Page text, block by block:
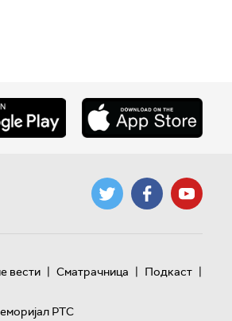
вести | Сматрачница | Подкаст |
РТС